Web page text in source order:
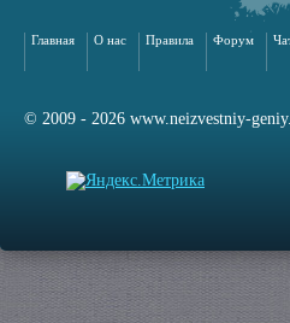
Главная О нас Правила Форум
© 2009 - 2026 www.neizvestniy-
сайта